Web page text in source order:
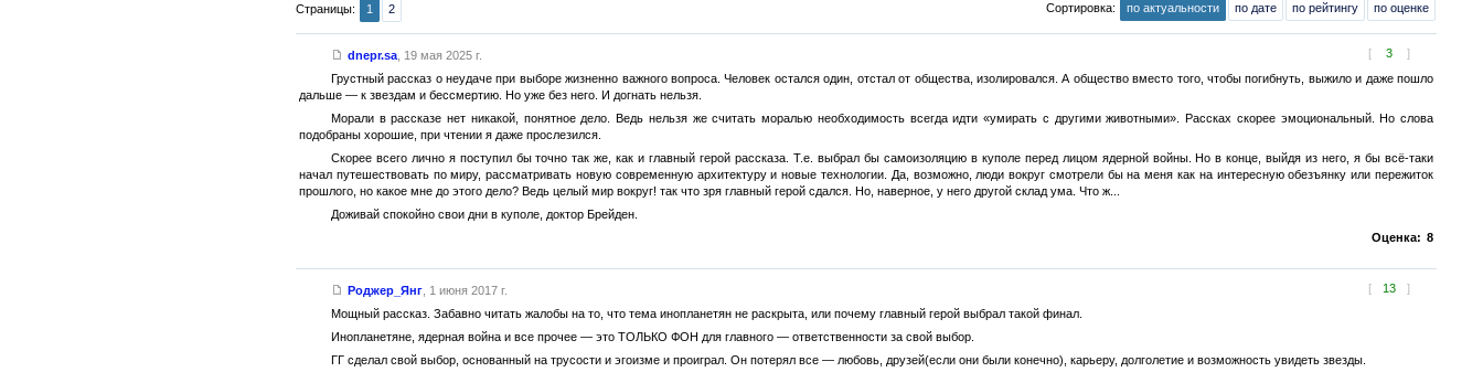
Страницы: 1 2 Сортировка: по актуальности по дате по рейтингу по оценке
[ 3 ]
dnepr.sa, 19 мая 2025 г.
Грустный рассказ о неудаче при выборе жизненно важного вопроса. Человек остался один, отстал от общества, изолировался. А общество вместо того, чтобы погибнуть, выжило и даже пошло
дальше — к звездам и бессмертию. Но уже без него. И догнать нельзя.
Морали в рассказе нет никакой, понятное дело. Ведь нельзя же считать моралью необходимость всегда идти «умирать с другими животными». Рассках скорее эмоциональный. Но слова
подобраны хорошие, при чтении я даже прослезился.
Скорее всего лично я поступил бы точно так же, как и главный герой рассказа. Т.е. выбрал бы самоизоляцию в куполе перед лицом ядерной войны. Но в конце, выйдя из него, я бы всё-таки
начал путешествовать по миру, рассматривать новую современную архитектуру и новые технологии. Да, возможно, люди вокруг смотрели бы на меня как на интересную обезъянку или пережиток
прошлого, но какое мне до этого дело? Ведь целый мир вокруг! так что зря главный герой сдался. Но, наверное, у него другой склад ума. Что ж...
Доживай спокойно свои дни в куполе, доктор Брейден.
Оценка: 8
[ 13 ]
Роджер_Янг, 1 июня 2017 г.
Мощный рассказ. Забавно читать жалобы на то, что тема инопланетян не раскрыта, или почему главный герой выбрал такой финал.
Инопланетяне, ядерная война и все прочее — это ТОЛЬКО ФОН для главного — ответственности за свой выбор.
ГГ сделал свой выбор, основанный на трусости и эгоизме и проиграл. Он потерял все — любовь, друзей(если они были конечно), карьеру, долголетие и возможность увидеть звезды.